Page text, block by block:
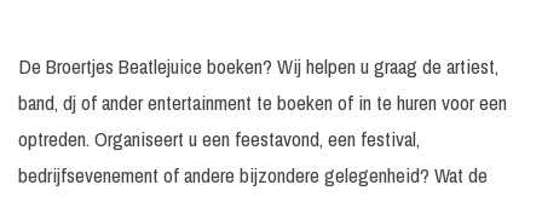
De Broertjes Beatlejuice boeken? Wij helpen u graag de artiest,
band, dj of ander entertainment te boeken of in te huren voor een
optreden. Organiseert u een feestavond, een festival,
bedrijfsevenement of andere bijzondere gelegenheid? Wat de